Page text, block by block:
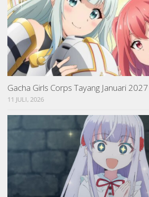
Gacha Girls Corps Tayang Januari 2027
11 JULI, 2026